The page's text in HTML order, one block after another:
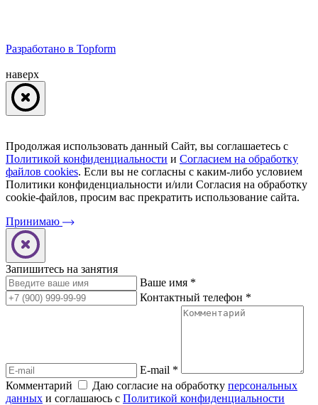
Разработано в Topform
наверх
Продолжая использовать данный Сайт, вы соглашаетесь с
Политикой конфиденциальности и Согласием на обработку
файлов cookies. Если вы не согласны с каким-либо условием
Политики конфиденциальности и/или Согласия на обработку
cookie-файлов, просим ваc прекратить использование сайта.
Принимаю
Запишитесь на занятия
Ваше имя *
Контактный телефон *
E-mail *
Комментарий
Даю согласие на обработку персональных
данных и соглашаюсь с Политикой конфиденциальности